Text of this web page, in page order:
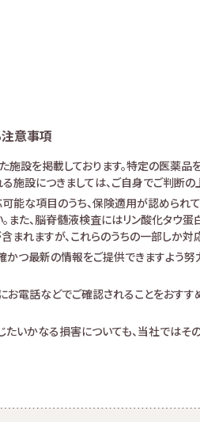
注意事項
施設を掲載しております。特定の医薬
施設につきましては、ご自身でご判断の
な項目のうち、保険適用が認められ
また、脳脊髄液検査にはリン酸化タウ
れますが、これらのうちの一部しか対
つ最新の情報をご提供できますよう
電話などでご確認されることをおす
たいかなる損害についても、当社では